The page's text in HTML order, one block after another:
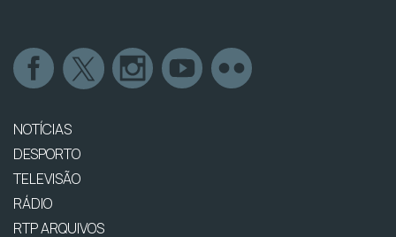
NOTÍCIAS
DESPORTO
TELEVISÃO
RÁDIO
RTP ARQUIVOS